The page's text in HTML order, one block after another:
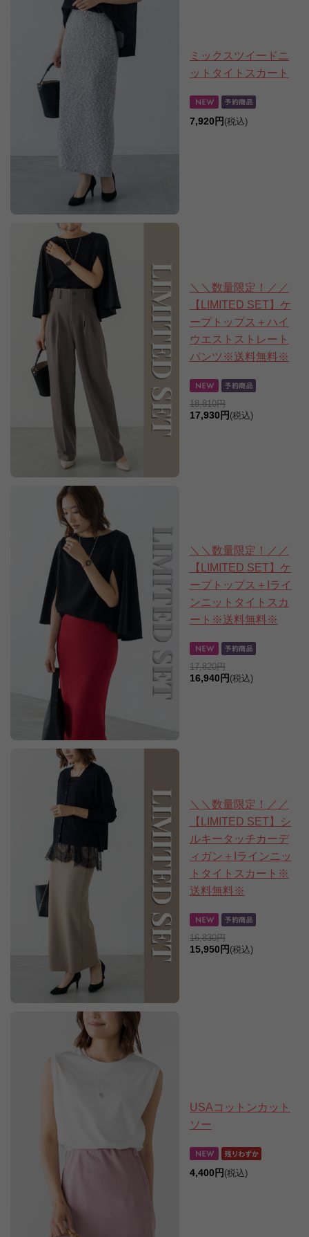
ミックスツイードニ
ットタイトスカート
7,920円 (税込)
＼＼数量限定！／／
【LIMITED SET】ケ
ープトップス＋ハイ
ウエストストレート
パンツ※送料無料※
18,810円
17,930円 (税込)
＼＼数量限定！／／
【LIMITED SET】ケ
ープトップス＋Iライ
ンニットタイトスカ
ート※送料無料※
17,820円
16,940円 (税込)
＼＼数量限定！／／
【LIMITED SET】シ
ルキータッチカーデ
ィガン＋Iラインニッ
トタイトスカート※
送料無料※
16,830円
15,950円 (税込)
USAコットンカット
ソー
4,400円 (税込)